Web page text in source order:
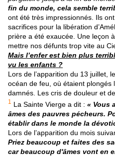
fin du monde, cela semble
ont été très impressionnés. Ils
sacrifices pour la libération
prière a été exaucée. Une leçon
mettre nos défunts trop vite au
Mais l’enfer est bien plus
vu les enfants ?
Lors de l’apparition du 13 juillet,
océan de feu, où étaient plongés
damnés. Les cris de douleur et
1 La Sainte Vierge a dit : « Vous
âmes des pauvres pécheurs.
établir dans le monde la
Lors de l’apparition du mois
Priez beaucoup et faites des
car beaucoup d'âmes vont en